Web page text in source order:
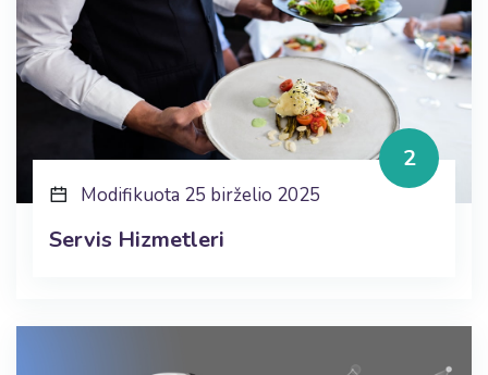
Modifikuota 25 birželio 2025
Servis Hizmetleri
2